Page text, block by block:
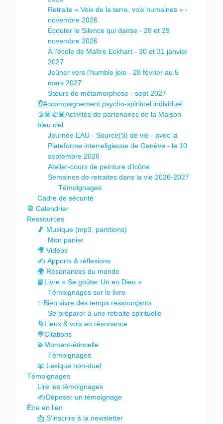
Retraite « Voix de la terre, voix humaines » -
novembre 2026
Écouter le Silence qui danse - 28 et 29
novembre 2026
À l’école de Maître Eckhart - 30 et 31 janvier
2027
Jeûner vers l’humble joie - 28 février au 5
mars 2027
Sœurs de métamorphose - sept 2027
👂Accompagnement psycho-spirituel individuel
🫱🏽‍🫲🏾Activités de partenaires de la Maison
bleu ciel
Journée EAU - Source(S) de vie - avec la
Plateforme interreligieuse de Genève - le 10
septembre 2026
Atelier-cours de peinture d’icône
Semaines de retraites dans la vie 2026-2027
Témoignages
Cadre de sécurité
📆 Calendrier
Ressources
🎵 Musique (mp3, partitions)
Mon panier
🎥 Vidéos
✍️ Apports & réflexions
🌍 Résonances du monde
📙Livre « Se goûter Un en Dieu »
Témoignages sur le livre
✨Bien vivre des temps ressourçants
Se préparer à une retraite spirituelle
🌀Lieux & voix en résonance
💬Citations
💫Moment-étincelle
Témoignages
📖 Lexique non-duel
Témoignages
Lire les témoignages
✍️Déposer un témoignage
Être en lien
📩 S’inscrire à la newsletter